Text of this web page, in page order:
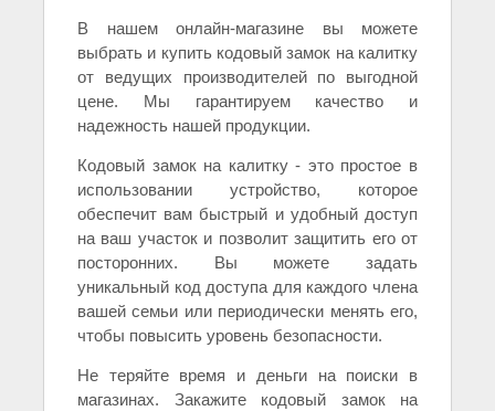
В нашем онлайн-магазине вы можете
выбрать и купить кодовый замок на калитку
от ведущих производителей по выгодной
цене. Мы гарантируем качество и
надежность нашей продукции.
Кодовый замок на калитку - это простое в
использовании устройство, которое
обеспечит вам быстрый и удобный доступ
на ваш участок и позволит защитить его от
посторонних. Вы можете задать
уникальный код доступа для каждого члена
вашей семьи или периодически менять его,
чтобы повысить уровень безопасности.
Не теряйте время и деньги на поиски в
магазинах. Закажите кодовый замок на